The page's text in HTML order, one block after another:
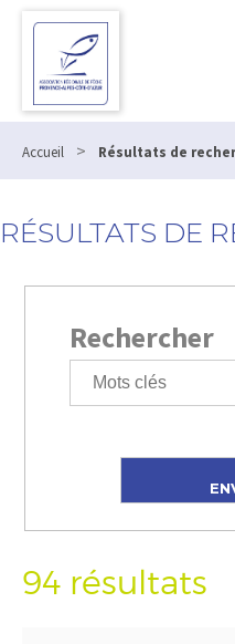
Accueil > Résultats de
RÉSULTATS DE
Rechercher
94 résultats